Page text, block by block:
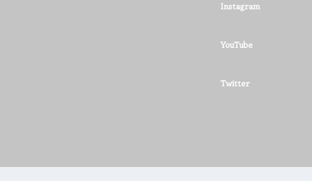
Instagram
YouTube
Twitter